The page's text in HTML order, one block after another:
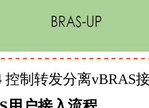
控制转发分离vBRAS